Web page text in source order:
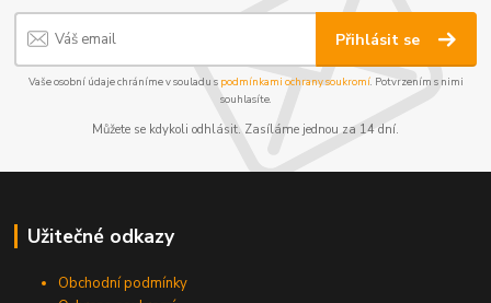
Přihlásit se
Vaše osobní údaje chráníme v souladu s podmínkami ochrany soukromí. Potvrzením s nimi
souhlasíte.
Můžete se kdykoli odhlásit. Zasíláme jednou za 14 dní.
Užitečné odkazy
Obchodní podmínky